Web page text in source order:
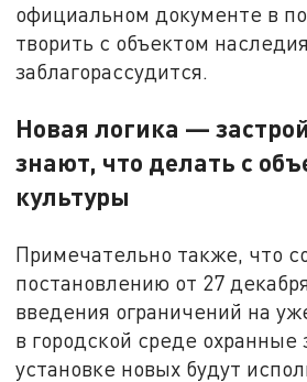
официальном документе в
творить с объектом
заблагорассудится.
Новая логика —
знают, что делать с
культуры
Примечательно также, что
постановлению от 27
введения ограничений на
в городской среде охранные
установке новых будут